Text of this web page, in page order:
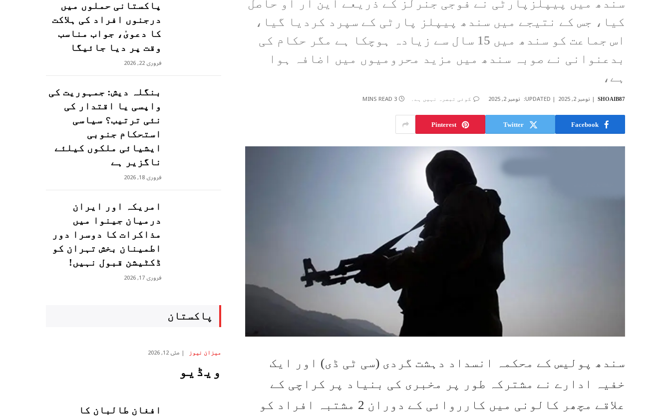
سندھ میں پیپلزپارٹی نے فوجی جنرلز کے ذریعے این آر او حاصل
کیا، جس کے نتیجے میں سندھ پیپلز پارٹی کے سپرد کردیا گیا،
اس جماعت کو سندھ میں 15 سال سے زیادہ ہوچکا ہے مگر حکام کی
بدعنوانی نے صوبہ سندھ میں مزید محرومیوں میں اضافہ ہوا
ہے،
SHOAIB87 نومبر 2, 2025 UPDATED: نومبر 2, 2025 کوئی تبصرہ نہیں ہے۔ 3 MINS READ
Facebook
Twitter
Pinterest
سندھ پولیس کے محکمہ انسداد دہشت گردی (سی ٹی ڈی) اور ایک
خفیہ ادارے نے مشترکہ طور پر مخبری کی بنیاد پر کراچی کے
علاقے مچھر کالونی میں کارروائی کے دوران 2 مشتبہ افراد کو
پاکستانی حملوں میں
درجنوں افراد کی ہلاکت
کا دعویٰ، جواب مناسب
وقت پر دیا جائیگا
فروری 22, 2026
بنگلہ دیش: جمہوریت کی
واپسی یا اقتدار کی
نئی ترتیب؟ سیاسی
استحکام جنوبی
ایشیائی ملکوں کیلئے
ناگزیر ہے
فروری 18, 2026
امریکہ اور ایران
درمیان جینوا میں
مذاکرات کا دوسرا دور
اطمینان بخش تہران کو
ڈکٹیشن قبول نہیں!
فروری 17, 2026
پاکستان
میزان نیوز مئی 12, 2026
ویڈیو
افغان طالبان کا